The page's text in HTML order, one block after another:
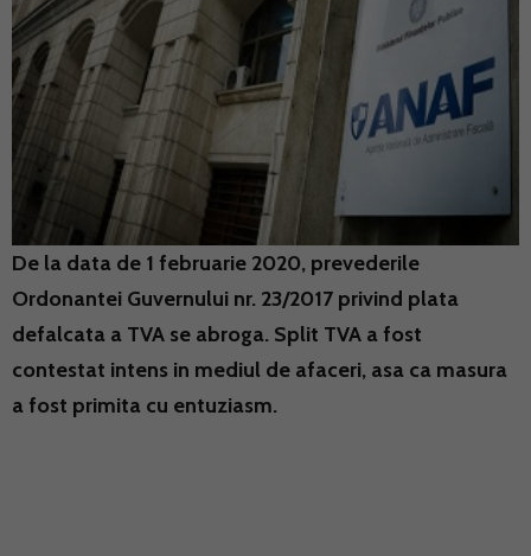
De la data de 1 februarie 2020, prevederile
Ordonantei Guvernului nr. 23/2017 privind plata
defalcata a TVA se abroga. Split TVA a fost
contestat intens in mediul de afaceri, asa ca masura
a fost primita cu entuziasm.